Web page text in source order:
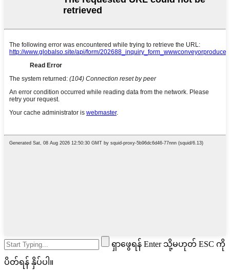
ရှာဖွေရန် Enter သို့မဟုတ် ESC ကို
ပိတ်ရန် နှိပ်ပါ။